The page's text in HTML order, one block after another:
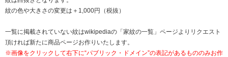
紋の色や大きさの変更は＋1,000円（税抜）
一覧に掲載されていない紋はwikipediaの「家紋の一覧 」ページよりリクエスト
頂ければ新たに商品ページお作りいたします。
※画像をクリックして右下に“パブリック・ドメイン”の表記があるもののみお作